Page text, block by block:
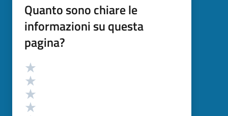
Quanto sono chiare le
informazioni su questa
pagina?
Valutazione